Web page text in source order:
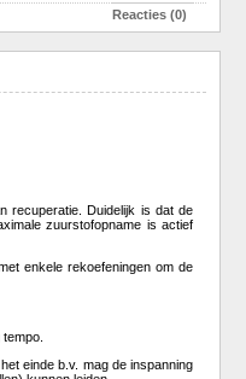
Reacties (0)
recuperatie. Duidelijk is dat de
zuurstofopname is actief
enkele rekoefeningen om de
einde b.v. mag de inspanning